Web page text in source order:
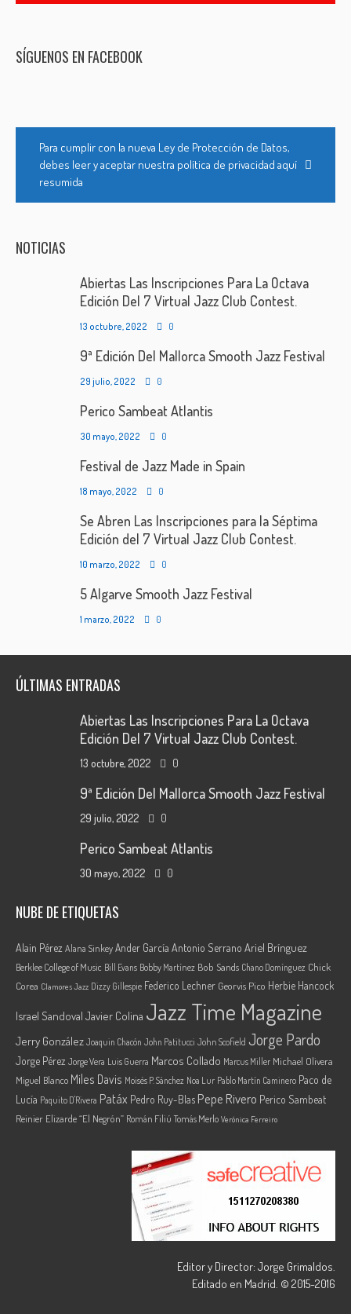
SÍGUENOS EN FACEBOOK
Para cumplir con la nueva Ley de Protección de Datos,
debes leer y aceptar nuestra política de privacidad aquí
resumida
NOTICIAS
Abiertas Las Inscripciones Para La Octava
Edición Del 7 Virtual Jazz Club Contest.
13 octubre, 2022 0
9ª Edición Del Mallorca Smooth Jazz Festival
29 julio, 2022 0
Perico Sambeat Atlantis
30 mayo, 2022 0
Festival de Jazz Made in Spain
18 mayo, 2022 0
Se Abren Las Inscripciones para la Séptima
Edición del 7 Virtual Jazz Club Contest.
10 marzo, 2022 0
5 Algarve Smooth Jazz Festival
1 marzo, 2022 0
ÚLTIMAS ENTRADAS
Abiertas Las Inscripciones Para La Octava
Edición Del 7 Virtual Jazz Club Contest.
13 octubre, 2022 0
9ª Edición Del Mallorca Smooth Jazz Festival
29 julio, 2022 0
Perico Sambeat Atlantis
30 mayo, 2022 0
NUBE DE ETIQUETAS
Alain Pérez Alana SinkeyAnder García Antonio Serrano Ariel Brínguez
Berklee College of Music Bill Evans Bobby Martínez Bob Sands Chano Domínguez Chick
Corea Clamores Jazz Dizzy Gillespie Federico Lechner Georvis Pico Herbie Hancock
Israel Sandoval Javier Colina Jazz Time Magazine
Jerry González Joaquin Chacón John Patitucci John Scofield Jorge Pardo
Jorge Pérez Jorge Vera Luis Guerra Marcos Collado Marcus Miller Michael Olivera
Miguel Blanco Miles Davis Moisés P. Sánchez Noa Lur Pablo Martín Caminero Paco de
Lucía Paquito D'Rivera Patáx Pedro Ruy-Blas Pepe Rivero Perico Sambeat
Reinier Elizarde “El Negrón” Román Filiú Tomás Merlo Verónica Ferreiro
Editor y Director: Jorge Grimaldos.
Editado en Madrid. © 2015-2016